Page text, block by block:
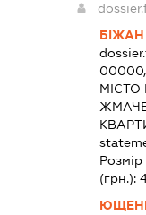
(грн.):